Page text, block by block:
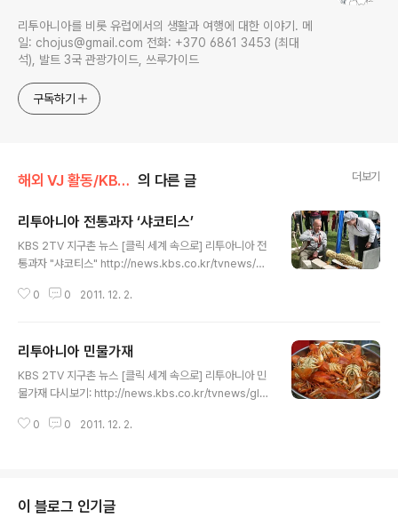
리투아니아를 비롯 유럽에서의 생활과 여행에 대한 이야기. 메
일: chojus@gmail.com 전화: +370 6861 3453 (최대
석), 발트 3국 관광가이드, 쓰루가이드
구독하기
해외 VJ 활동/KBS TV 의 다른 글 더보기
리투아니아 전통과자 ‘샤코티스’
KBS 2TV 지구촌 뉴스 [클릭 세계 속으로] 리투아니아 전
통과자 "샤코티스" http://news.kbs.co.kr/tvnews/gl
011년 9월 14일 (수) 동유럽에 있는 작은 나라죠. 리투아
티스'입니다. 축제나 결혼식, 또는 생일 파티에 빠지지 않는
것 중 하납니다. 비다 (손님) : "올케가 곧 50번째 생일을
맞거든요. 선물하기 위해서 샀어요. " 샤코티스의 전체적인
름도 유래되었는데요. 삐죽삐죽하게 튀어나온 부분이 나뭇
0 0 2011. 12. 2.
리투아니아 민물가재
KBS 2TV 지구촌 뉴스 [클릭 세계 속으로] 리투아니아 민
물가재 다시보기: http://news.kbs.co.kr/tvnews/glo
1년 7월 29일 (금) 발트 3국으로 익히 알려진 곳이죠. 동
전통 방식으로 만드는 맥주입니다. 3대째 전통을 이어 오
면서 100년 가까운 역사를 자랑하고 있죠. 해마다 7월이
0 0 2011. 12. 2.
이 블로그 인기글